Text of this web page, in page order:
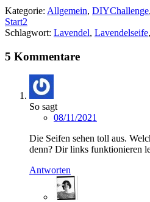
Kategorie: Allgemein, DIYChallenge,
Start2
Schlagwort: Lavendel, Lavendelseife,
5 Kommentare
So sagt
08/11/2021
Die Seifen sehen toll aus.
denn? Dir links funktionieren
Antworten